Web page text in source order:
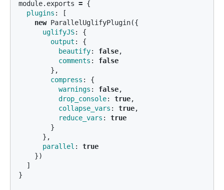
module. exports = {
plugins :
[
new ParallelUglifyPlugin({
uglifyJS:
{
output :
{
beautify: false,
comments :
false
},
compress :
{
warnings : false,
drop_console: true,
collapse_vars : true,
reduce_vars :
true
}
},
parallel :
true
})
]
}